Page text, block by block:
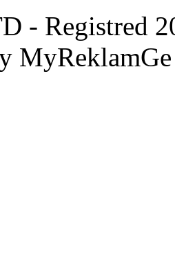
- Registred
MyReklamGe